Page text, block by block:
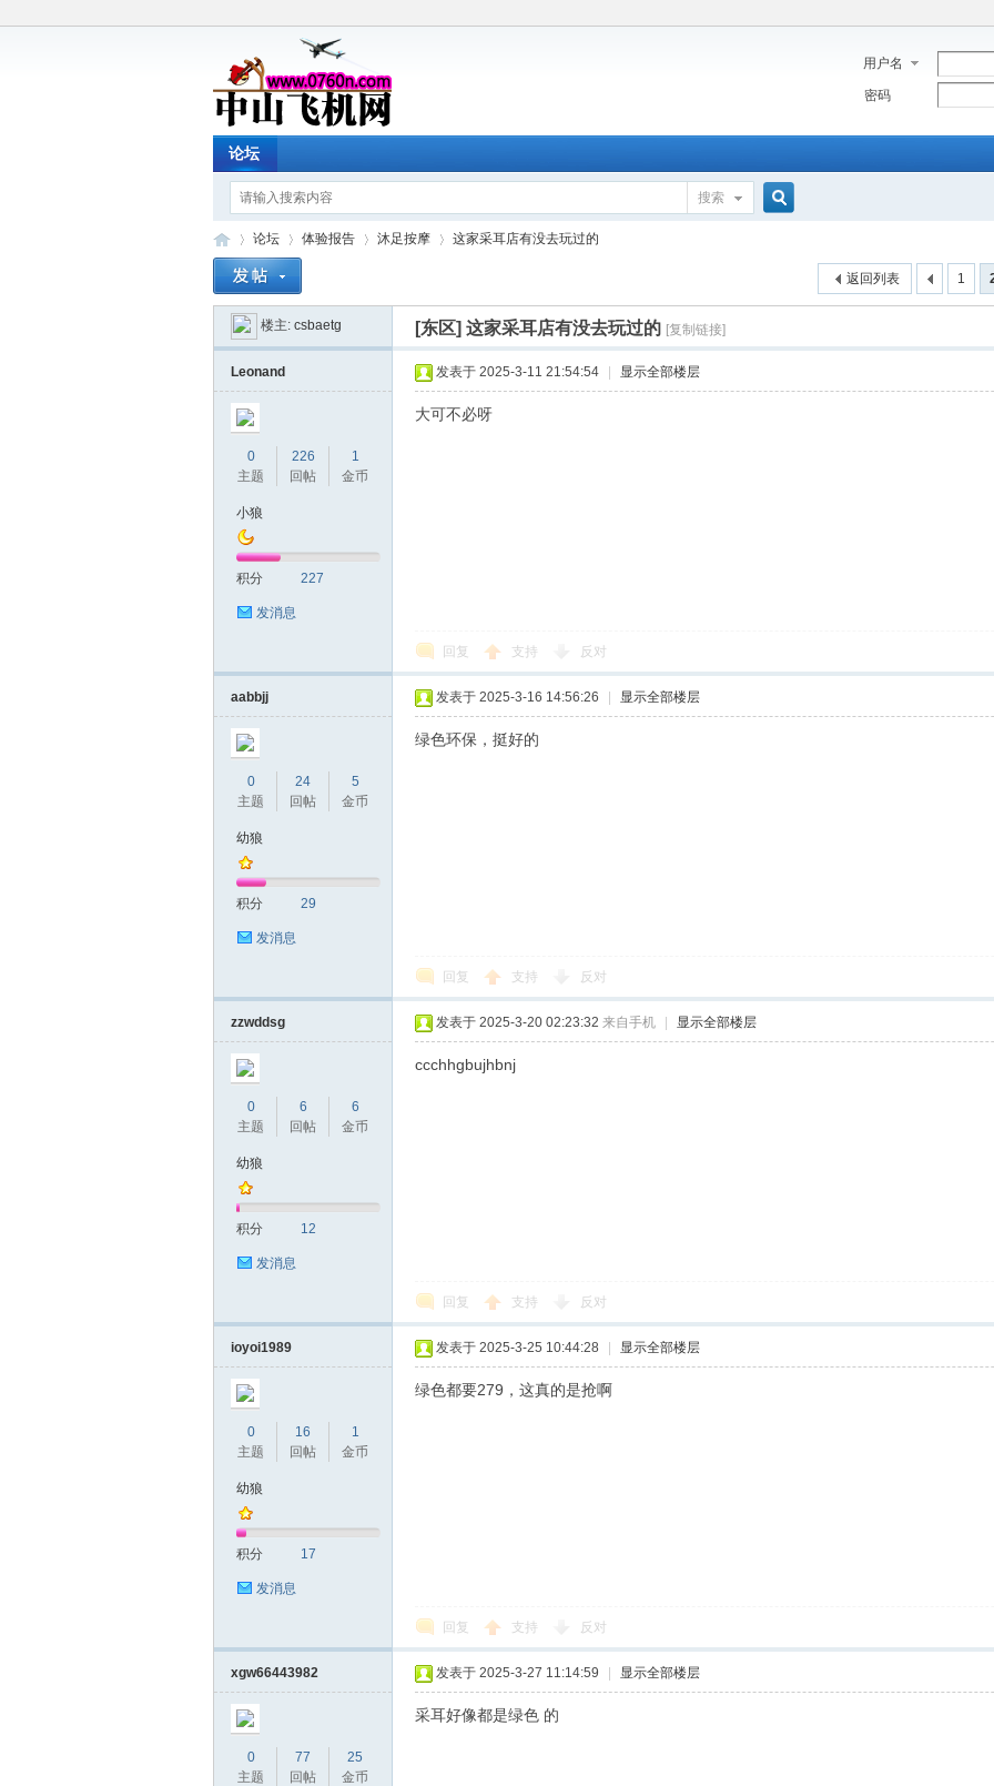
用户名
密码
论坛
搜索
机
»
论坛
›
体验报告 沐足按摩
›
这家采耳店有没去玩过的
1
返回列表
楼主: csbaetg [东区] 这家采耳店有没去玩过的 [复制链接]
Leonand
0
主题
226
回帖
1
金币
小狼
积分 227
发消息
发表于 2025-3-11 21:54:54 显示全部楼层
大可不必呀
回复 支持 反对
aabbjj
0
主题
24
回帖
5
金币
幼狼
积分 29
发消息
发表于 2025-3-16 14:56:26 显示全部楼层
绿色环保，挺好的
回复 支持 反对
zzwddsg
0
主题
6
回帖
6
金币
幼狼
积分 12
发消息
发表于 2025-3-20 02:23:32 来自手机 显示全部楼层
ccchhgbujhbnj
回复 支持 反对
ioyoi1989
0
主题
16
回帖
1
金币
幼狼
积分 17
发消息
发表于 2025-3-25 10:44:28 显示全部楼层
绿色都要279，这真的是抢啊
回复 支持 反对
xgw66443982
0
主题
77
回帖
25
金币
发表于 2025-3-27 11:14:59 显示全部楼层
采耳好像都是绿色 的